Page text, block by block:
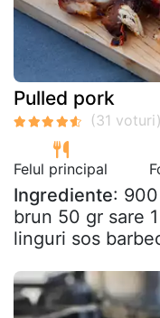
Pulled pork
Felul principal
Ingrediente:
brun 50 gr sare
linguri sos